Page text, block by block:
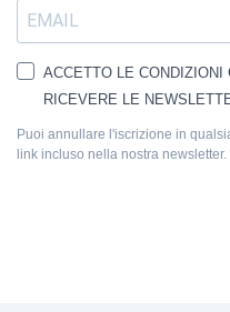
ACCETTO LE CONDIZIONI
RICEVERE LE
Puoi annullare l'iscrizione in
link incluso nella nostra newsletter.